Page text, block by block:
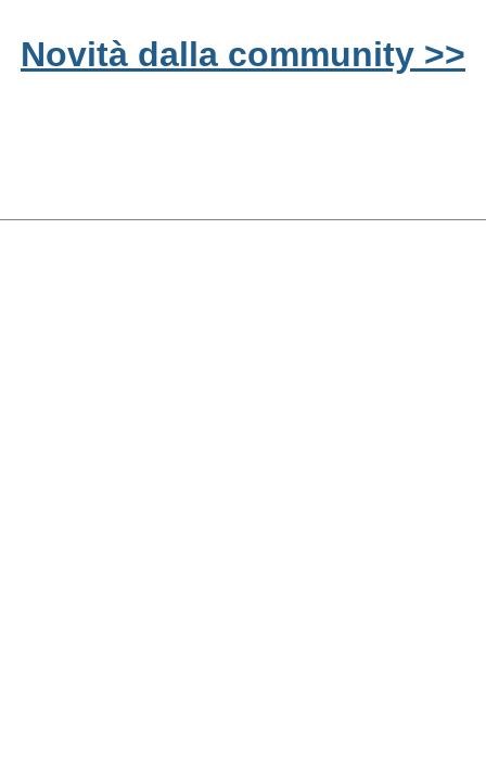
Novità dalla community >>